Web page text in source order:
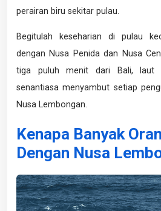
perairan biru sekitar pulau.
Begitulah keseharian di pulau
dengan Nusa Penida dan Nusa
tiga puluh menit dari Bali, laut
senantiasa menyambut setiap
Nusa Lembongan.
Kenapa Banyak
Dengan Nusa